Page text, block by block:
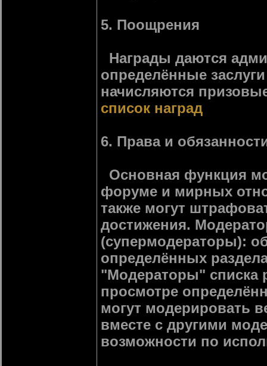
5. Поощрения
Награды даются
определённые
начисляются
список наград
6. Права и
Основная функция
форуме и мирных
также могут
достижения.
(супермодераторы):
определённых
"Модераторы" списка
просмотре
могут модерировать
вместе с другими
возможности по